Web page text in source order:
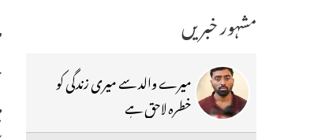
مشہور خبریں
میرے والد سے میری زندگی کو
خطرہ لاحق ہے